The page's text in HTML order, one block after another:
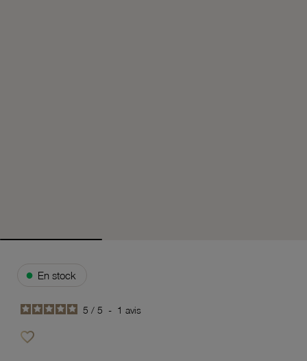
● En stock
5 / 5 - 1 avis
favorite_border